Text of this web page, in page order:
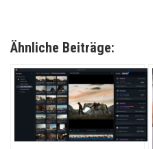
Ähnliche Beiträge: